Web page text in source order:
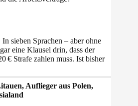
sieben Sprachen – aber ohne
eine Klausel drin, dass der
€ Strafe zahlen muss. Ist bisher
Auflieger aus Polen,